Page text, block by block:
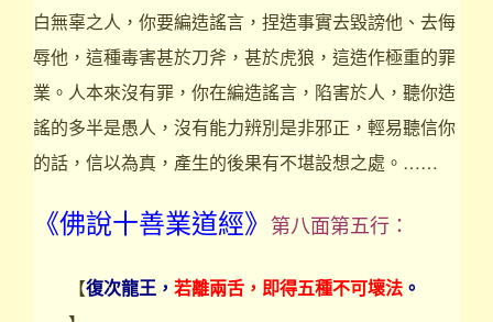
白無辜之人，你要編造謠言，捏造事實去毀謗他、去侮
辱他，這種毒害甚於刀斧，甚於虎狼，這造作極重的罪
業。人本來沒有罪，你在編造謠言，陷害於人，聽你造
謠的多半是愚人，沒有能力辨別是非邪正，輕易聽信你
的話，信以為真，產生的後果有不堪設想之處。……
《佛說十善業道經》 第八面第五行：
【復次龍王， 若離兩舌，即得五種不可壞法 。